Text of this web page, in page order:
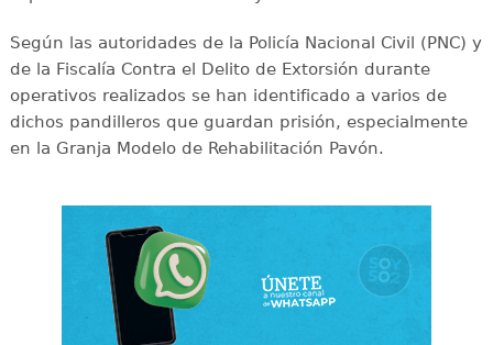
Según las autoridades de la Policía Nacional Civil (PNC) y
de la Fiscalía Contra el Delito de Extorsión durante
operativos realizados se han identificado a varios de
dichos pandilleros que guardan prisión, especialmente
en la Granja Modelo de Rehabilitación Pavón.